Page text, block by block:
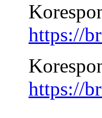
https://
https://